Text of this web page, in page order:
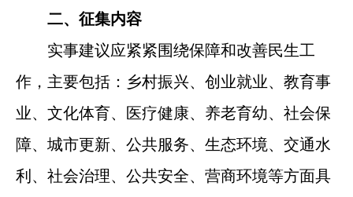
二、征集内容
实事建议应紧紧围绕保障和改善民生工
作，主要包括：乡村振兴、创业就业、教育事
业、文化体育、医疗健康、养老育幼、社会保
障、城市更新、公共服务、生态环境、交通水
利、社会治理、公共安全、营商环境等方面具